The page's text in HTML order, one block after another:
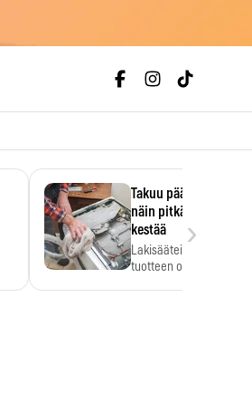
Takuu päättyi,
näin pitkään
kestää
Lakisääteinen
tuotteen oletetun
›